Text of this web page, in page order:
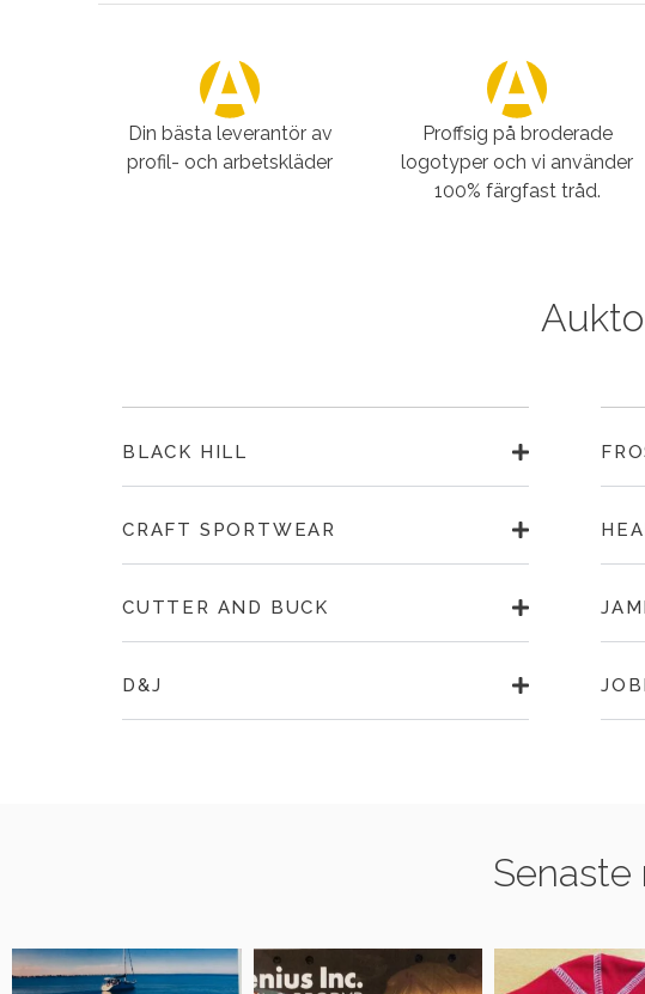
Din bästa leverantör av
profil- och arbetskläder
Proffsig på broderade
logotyper och vi använder
100% färgfast tråd.
BLACK HILL
CRAFT SPORTWEAR
CUTTER AND BUCK
D&J